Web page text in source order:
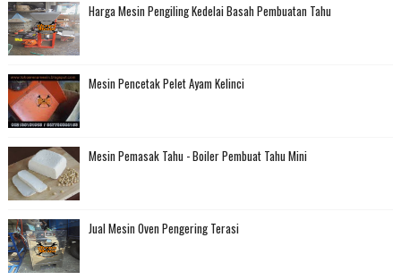
Harga Mesin Pengiling Kedelai Basah Pembuatan Tahu
Mesin Pencetak Pelet Ayam Kelinci
Mesin Pemasak Tahu - Boiler Pembuat Tahu Mini
Jual Mesin Oven Pengering Terasi